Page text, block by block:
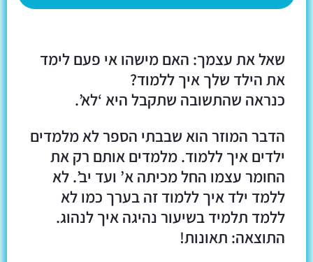
שאל את עצמך: האם מישהו אי פעם לימד
את הילד שלך איך ללמוד?
כנראה שהתשובה שתקבל היא ‘לא’.
הדבר המוזר הוא שבבתי הספר לא מלמדים
ילדים איך ללמוד. מלמדים אותם רק את
החומר עצמו החל מכיתה א’ ועד יב’. לא
ללמד ילד איך ללמוד זה בערך כמו לא
ללמד תלמיד בשיעור נהיגה איך לנהוג.
התוצאה: תאונות!